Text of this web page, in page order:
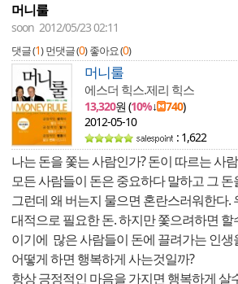
머니룰
soon 2012/05/23 02:11
댓글 (1) 먼댓글 (0) 좋아요 (0)
머니룰
에스더 힉스.제리 힉스
13,320원 (10%↓ 740)
2012-05-10
: 1,622
나는 돈을 쫓는 사람인가? 돈이 따르는 사
모든 사람들이 돈은 중요하다 말하고 그
그런데 왜 버는지 물으면 혼란스러워한다.
대적으로 필요한 돈. 하지만 쫓으려하면
이기에 많은 사람들이 돈에 끌려가는 인생
어떻게 하면 행복하게 사는것일까?
항상 긍정적인 마음을 가지면 행복하게 살